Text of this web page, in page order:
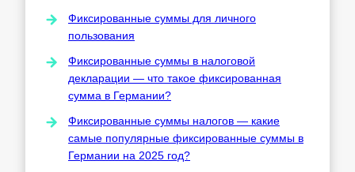
Фиксированные суммы для личного
пользования
Фиксированные суммы в налоговой
декларации — что такое фиксированная
сумма в Германии?
Фиксированные суммы налогов — какие
самые популярные фиксированные суммы в
Германии на 2025 год?